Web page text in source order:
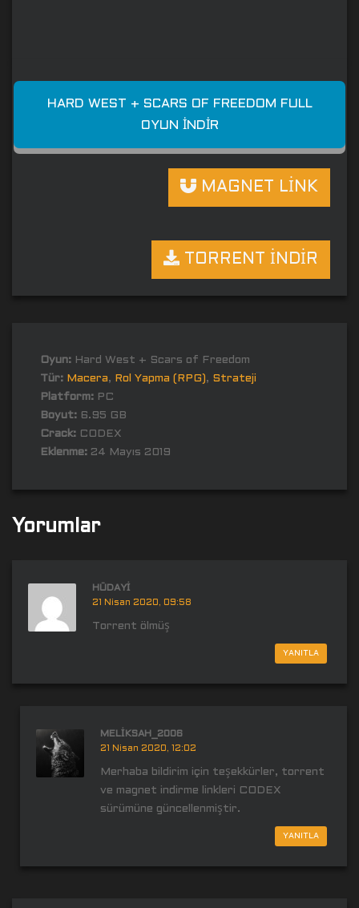
HARD WEST + SCARS OF FREEDOM FULL
OYUN İNDIR
MAGNET LİNK
TORRENT İNDİR
Oyun: Hard West + Scars of Freedom
Tür: Macera, Rol Yapma (RPG), Strateji
Platform: PC
Boyut: 6.95 GB
Crack: CODEX
Eklenme: 24 Mayıs 2019
Yorumlar
HÜDAYI
21 Nisan 2020, 09:58
Torrent ölmüş
YANITLA
MELIKSAH_2006
21 Nisan 2020, 12:02
Merhaba bildirim için teşekkürler, torrent
ve magnet indirme linkleri CODEX
sürümüne güncellenmiştir.
YANITLA